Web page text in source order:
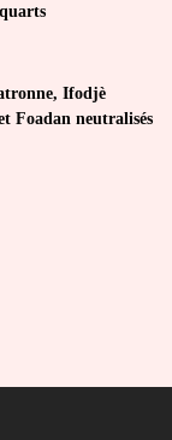
Ifodjè
Foadan neutralisés